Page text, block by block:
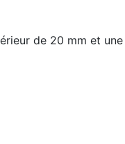
de 20 mm et une